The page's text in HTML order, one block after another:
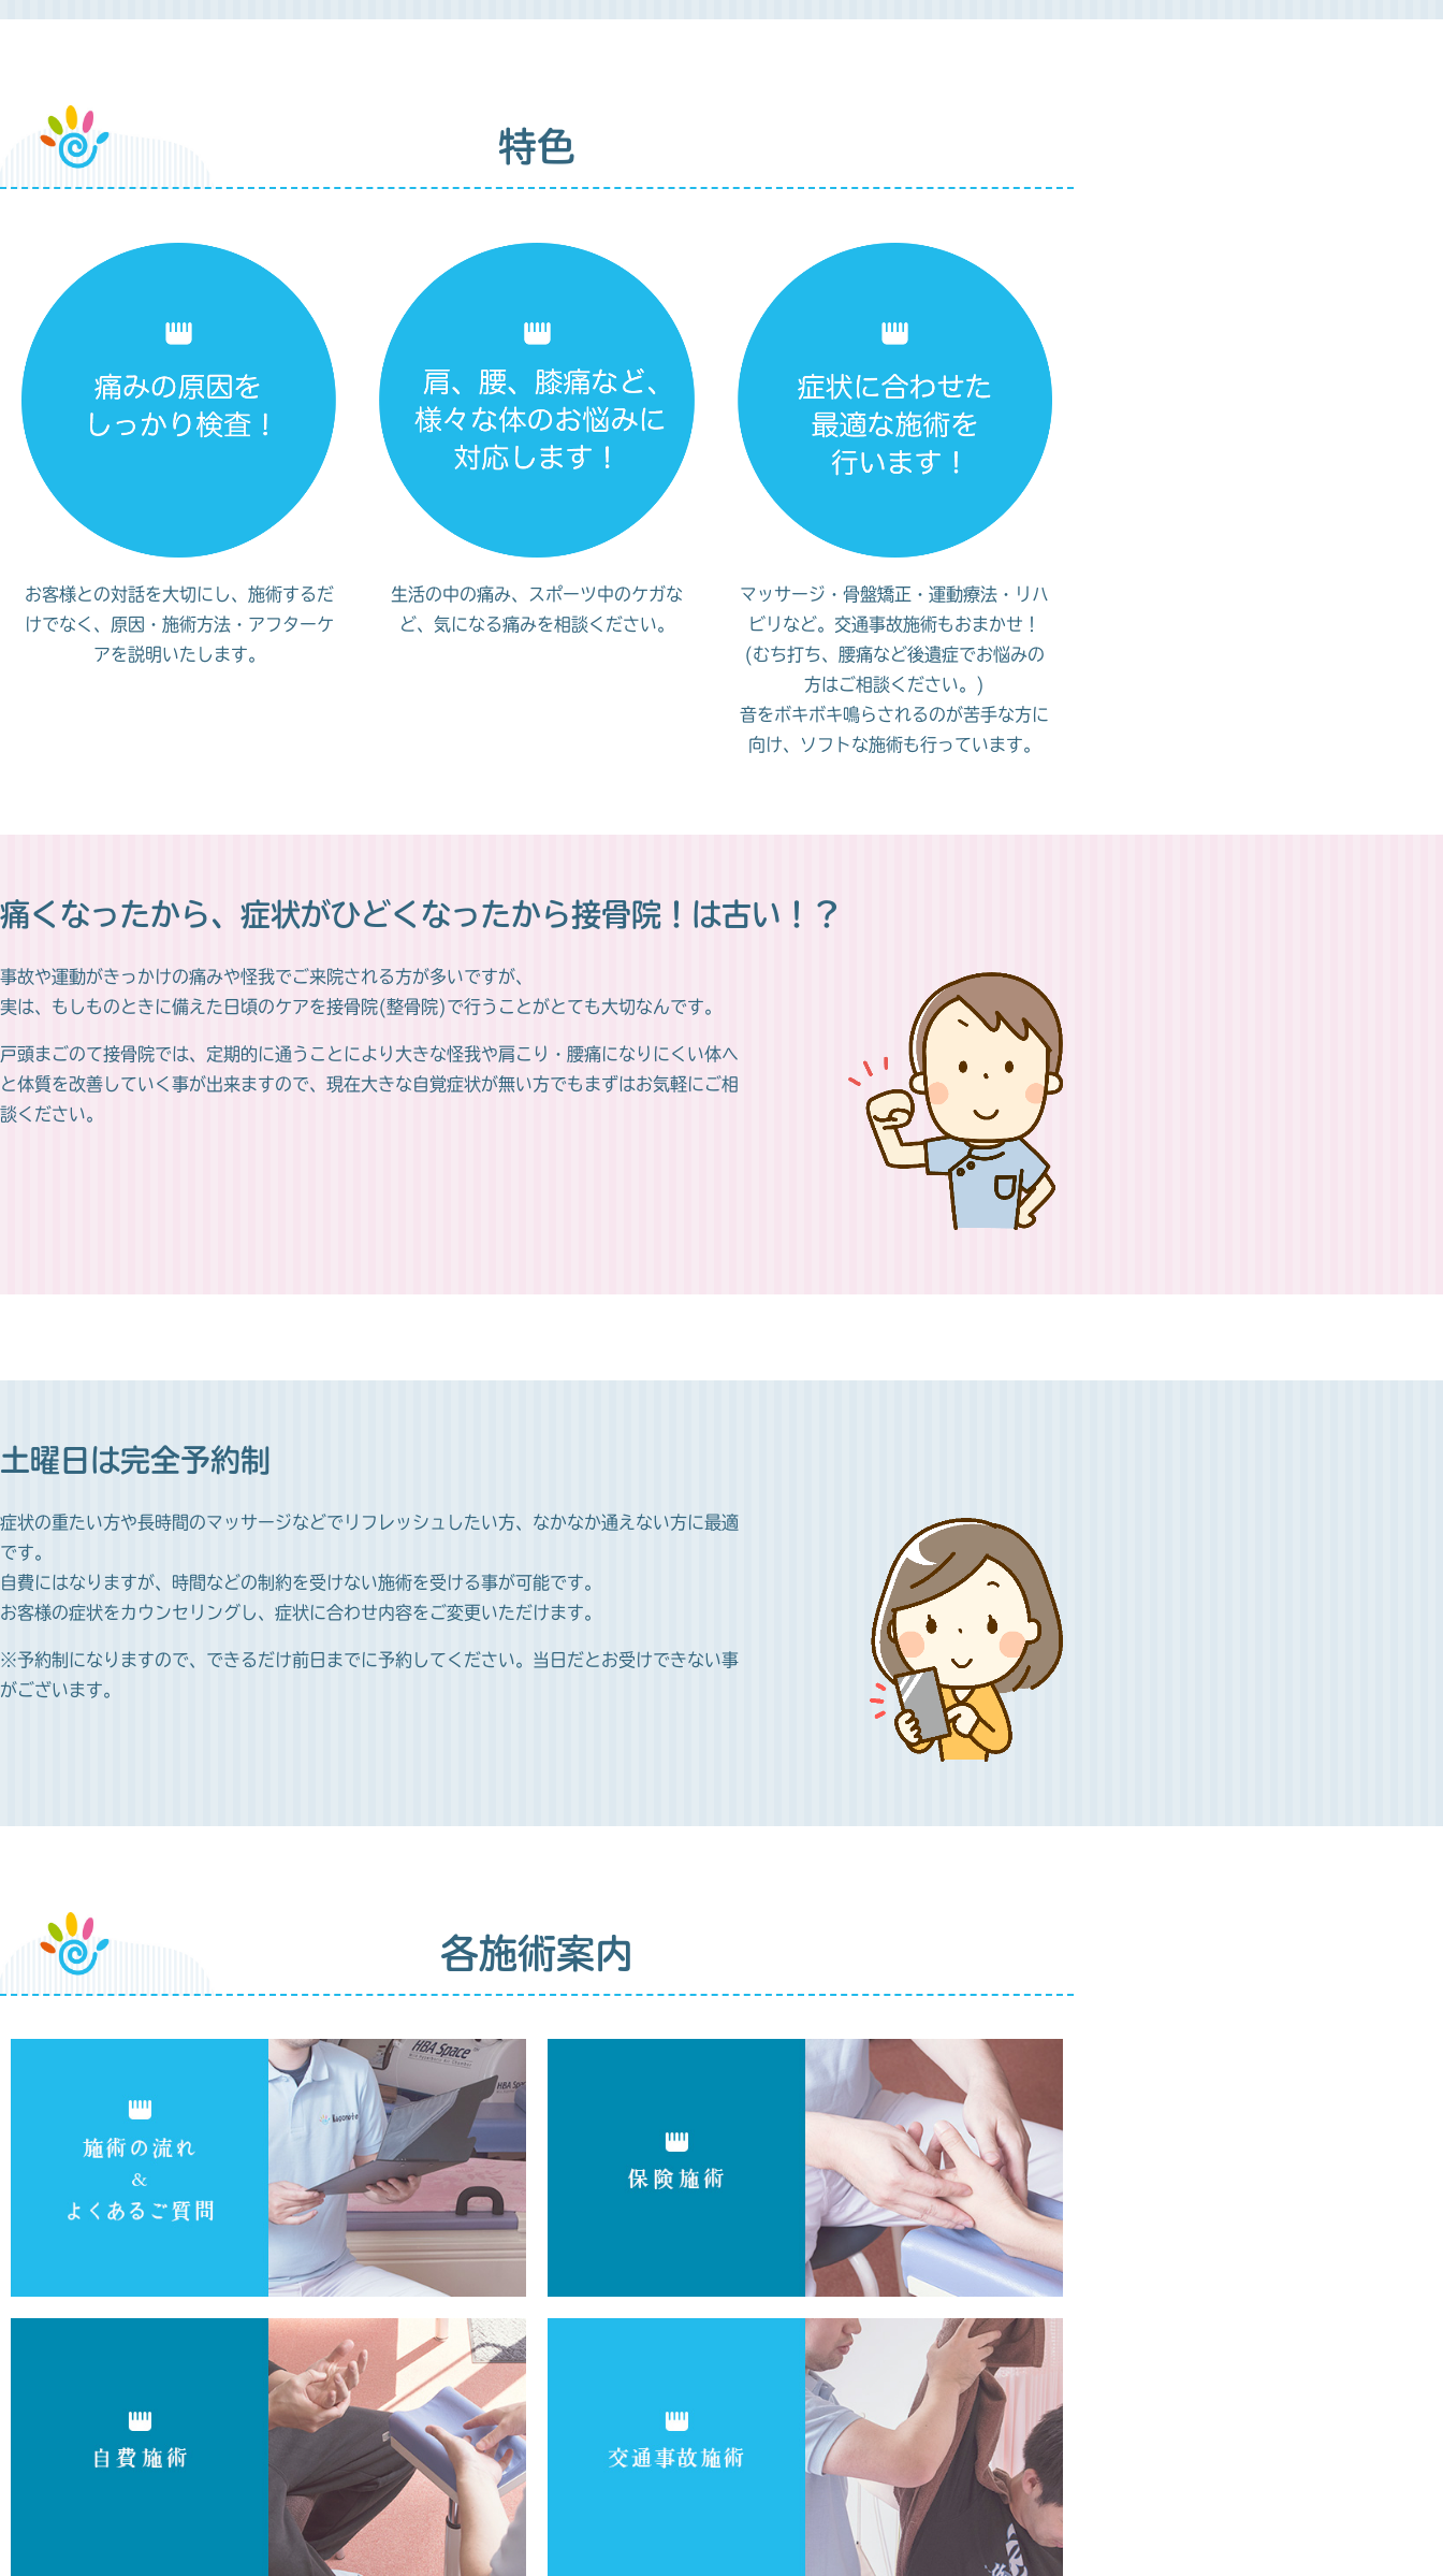
特色
お客様との対話を大切にし、施術するだ
けでなく、原因・施術方法・アフターケ
アを説明いたします。
生活の中の痛み、スポーツ中のケガな
ど、気になる痛みを相談ください。
マッサージ・骨盤矯正・運動療法・リハ
ビリなど。交通事故施術もおまかせ！
(むち打ち、腰痛など後遺症でお悩みの
方はご相談ください。)
音をボキボキ鳴らされるのが苦手な方に
向け、
ソフトな施術も行っています。
痛くなったから、 症状がひどくなったから接骨院！は古い！？
事故や運動がきっかけの痛みや怪我でご来院される方が多いですが、
実は、もしものときに備えた日頃のケアを接骨院(整骨院)で行うことがとても大切なんです。
戸頭まごのて接骨院では、定期的に通うことにより大きな怪我や肩こり・腰痛になりにくい体へ
と体質を改善していく事が出来ますので、現在大きな自覚症状が無い方でもまずはお気軽にご相
談ください。
土曜日は完全予約制
症状の重たい方や長時間のマッサージなどでリフレッシュしたい方、なかなか通えない方に最適
です。
自費にはなりますが、時間などの制約を受けない施術を受ける事が可能です。
お客様の症状をカウンセリングし、症状に合わせ内容をご変更いただけます。
※予約制になりますので、できるだけ前日までに予約してください。当日だとお受けできない事
がございます。
各施術案内